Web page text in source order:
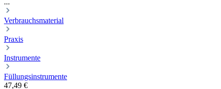
...
Verbrauchsmaterial
Praxis
Instrumente
Füllungsinstrumente
47,49 €